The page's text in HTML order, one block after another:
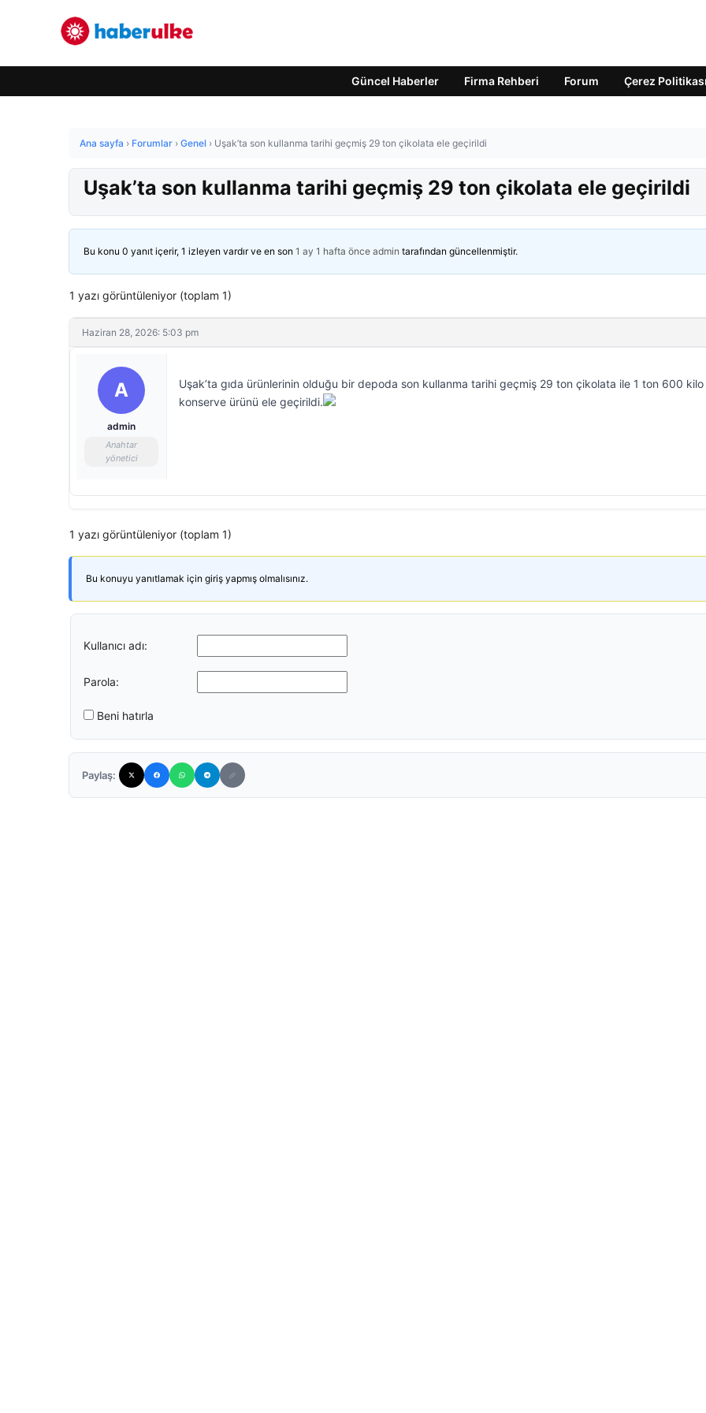
Güncel Haberler Firma Rehberi Forum Çerez Politikası
Ana sayfa › Forumlar › Genel › Uşak’ta son kullanma tarihi geçmiş 29 ton çikolata ele geçirildi
Uşak’ta son kullanma tarihi geçmiş 29 ton çikolata ele geçirildi
Bu konu 0 yanıt içerir, 1 izleyen vardır ve en son 1 ay 1 hafta önce admin tarafından güncellenmiştir.
1 yazı görüntüleniyor (toplam 1)
Haziran 28, 2026: 5:03 pm
A
admin
Anahtar
yönetici
Uşak’ta gıda ürünlerinin olduğu bir depoda son kullanma tarihi geçmiş 29 ton çikolata ile 1 ton 600 kilo
konserve ürünü ele geçirildi.
1 yazı görüntüleniyor (toplam 1)
Bu konuyu yanıtlamak için giriş yapmış olmalısınız.
Kullanıcı adı:
Parola:
Beni hatırla
Paylaş: